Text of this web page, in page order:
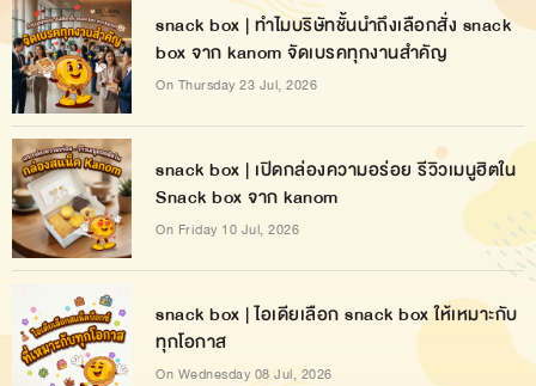
snack box | ทำไมบริษัทชั้นนำถึงเลือกสั่ง snack
box จาก kanom จัดเบรคทุกงานสำคัญ
On Thursday 23 Jul, 2026
snack box | เปิดกล่องความอร่อย รีวิวเมนูฮิตใน
Snack box จาก kanom
On Friday 10 Jul, 2026
snack box | ไอเดียเลือก snack box ให้เหมาะกับ
ทุกโอกาส
On Wednesday 08 Jul, 2026